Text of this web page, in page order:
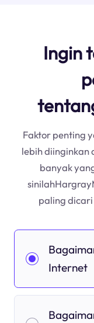
Ingin
Faktor penting
lebih diinginkan
banyak
paling
Internet